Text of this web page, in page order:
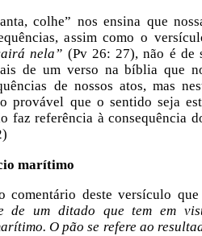
colhe” nos ensina que
assim como o
nela” (Pv 26: 27), não é de
de um verso na bíblia que
de nossos atos, mas
provável que o sentido seja
faz referência à consequência
marítimo
deste versículo
de um ditado que tem em
O pão se refere ao